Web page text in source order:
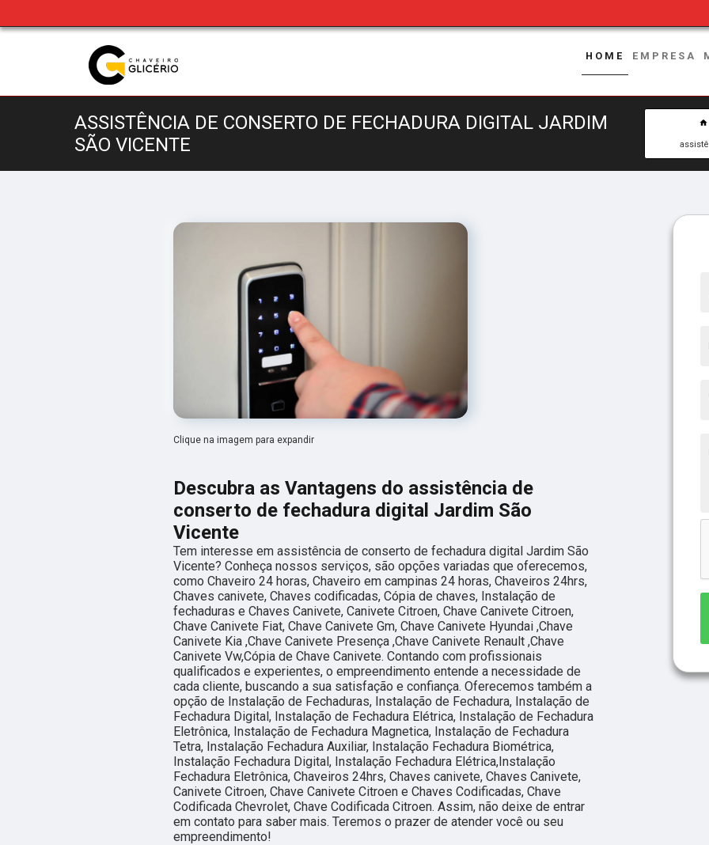
HOME EMPRESA
ASSISTÊNCIA DE CONSERTO DE FECHADURA DIGITAL JARDIM
SÃO VICENTE
Clique na imagem para expandir
Descubra as Vantagens do assistência de
conserto de fechadura digital Jardim São
Vicente
Tem interesse em assistência de conserto de fechadura digital Jardim São
Vicente? Conheça nossos serviços, são opções variadas que oferecemos,
como Chaveiro 24 horas, Chaveiro em campinas 24 horas, Chaveiros 24hrs,
Chaves canivete, Chaves codificadas, Cópia de chaves, Instalação de
fechaduras e Chaves Canivete, Canivete Citroen, Chave Canivete Citroen,
Chave Canivete Fiat, Chave Canivete Gm, Chave Canivete Hyundai ,Chave
Canivete Kia ,Chave Canivete Presença ,Chave Canivete Renault ,Chave
Canivete Vw,Cópia de Chave Canivete. Contando com profissionais
qualificados e experientes, o empreendimento entende a necessidade de
cada cliente, buscando a sua satisfação e confiança. Oferecemos também a
opção de Instalação de Fechaduras, Instalação de Fechadura, Instalação de
Fechadura Digital, Instalação de Fechadura Elétrica, Instalação de Fechadura
Eletrônica, Instalação de Fechadura Magnetica, Instalação de Fechadura
Tetra, Instalação Fechadura Auxiliar, Instalação Fechadura Biométrica,
Instalação Fechadura Digital, Instalação Fechadura Elétrica,Instalação
Fechadura Eletrônica, Chaveiros 24hrs, Chaves canivete, Chaves Canivete,
Canivete Citroen, Chave Canivete Citroen e Chaves Codificadas, Chave
Codificada Chevrolet, Chave Codificada Citroen. Assim, não deixe de entrar
em contato para saber mais. Teremos o prazer de atender você ou seu
empreendimento!